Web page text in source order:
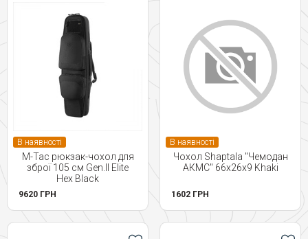
В наявності
M-Tac рюкзак-чохол для
зброї 105 см Gen.II Elite
Hex Black
9620 ГРН
В наявності
Чохол Shaptala "Чемодан
АКМС" 66х26х9 Khaki
1602 ГРН